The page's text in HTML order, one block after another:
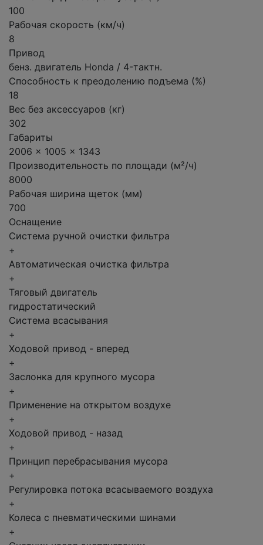
100
Рабочая скорость (км/ч)
8
Привод
бенз. двигатель Honda / 4-тактн.
Способность к преодолению подъема (%)
18
Вес без аксессуаров (кг)
302
Габариты
2006 x 1005 x 1343
Производительность по площади (м²/ч)
8000
Рабочая ширина щеток (мм)
700
Оснащение
Система ручной очистки фильтра
+
Автоматическая очистка фильтра
+
Тяговый двигатель
гидростатический
Система всасывания
+
Ходовой привод - вперед
+
Заслонка для крупного мусора
+
Применение на открытом воздухе
+
Ходовой привод - назад
+
Принцип перебрасывания мусора
+
Регулировка потока всасываемого воздуха
+
Колеса с пневматическими шинами
+